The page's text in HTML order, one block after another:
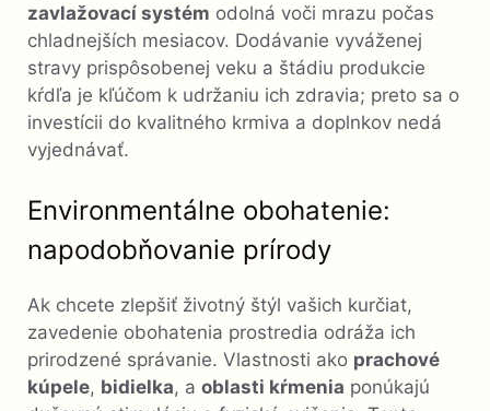
zavlažovací systém odolná voči mrazu počas
chladnejších mesiacov. Dodávanie vyváženej
stravy prispôsobenej veku a štádiu produkcie
kŕdľa je kľúčom k udržaniu ich zdravia; preto sa o
investícii do kvalitného krmiva a doplnkov nedá
vyjednávať.
Environmentálne obohatenie:
napodobňovanie prírody
Ak chcete zlepšiť životný štýl vašich kurčiat,
zavedenie obohatenia prostredia odráža ich
prirodzené správanie. Vlastnosti ako prachové
kúpele, bidielka, a oblasti kŕmenia ponúkajú